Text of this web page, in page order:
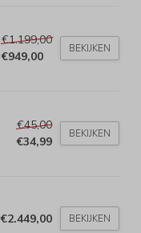
€1.199,00
€949,00
BEKIJKEN
€45,00
€34,99
BEKIJKEN
€2.449,00 BEKIJKEN